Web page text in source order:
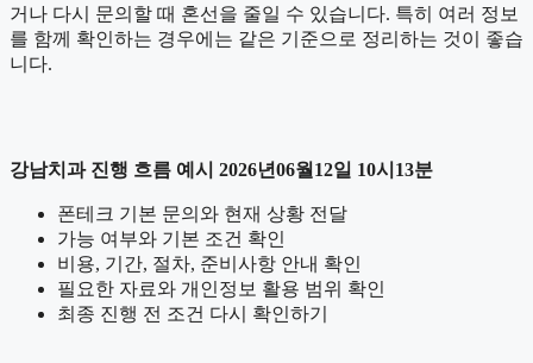
거나 다시 문의할 때 혼선을 줄일 수 있습니다. 특히 여러 정보
를 함께 확인하는 경우에는 같은 기준으로 정리하는 것이 좋습
니다.
강남치과 진행 흐름 예시 2026년06월12일 10시13분
폰테크 기본 문의와 현재 상황 전달
가능 여부와 기본 조건 확인
비용, 기간, 절차, 준비사항 안내 확인
필요한 자료와 개인정보 활용 범위 확인
최종 진행 전 조건 다시 확인하기